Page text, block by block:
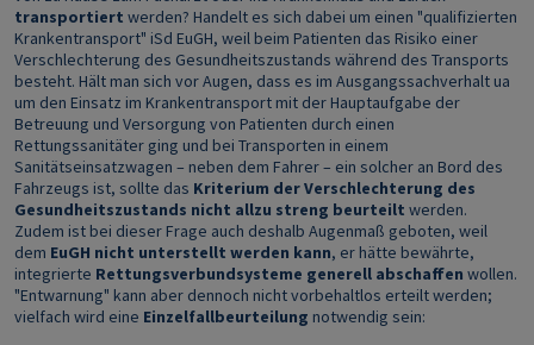
transportiert werden? Handelt es sich dabei um einen "qualifizierten
Krankentransport" iSd EuGH, weil beim Patienten das Risiko einer
Verschlechterung des Gesundheitszustands während des Transports
besteht. Hält man sich vor Augen, dass es im Ausgangssachverhalt ua
um den Einsatz im Krankentransport mit der Hauptaufgabe der
Betreuung und Versorgung von Patienten durch einen
Rettungssanitäter ging und bei Transporten in einem
Sanitätseinsatzwagen – neben dem Fahrer – ein solcher an Bord des
Fahrzeugs ist, sollte das Kriterium der Verschlechterung des
Gesundheitszustands nicht allzu streng beurteilt werden.
Zudem ist bei dieser Frage auch deshalb Augenmaß geboten, weil
dem EuGH nicht unterstellt werden kann, er hätte bewährte,
integrierte Rettungsverbundsysteme generell abschaffen wollen.
"Entwarnung" kann aber dennoch nicht vorbehaltlos erteilt werden;
vielfach wird eine Einzelfallbeurteilung notwendig sein: